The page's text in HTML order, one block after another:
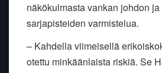
näkökulmasta vankan johdon
sarjapisteiden varmistelua.
– Kahdella viimeisellä
otettu minkäänlaista riskiä. Se